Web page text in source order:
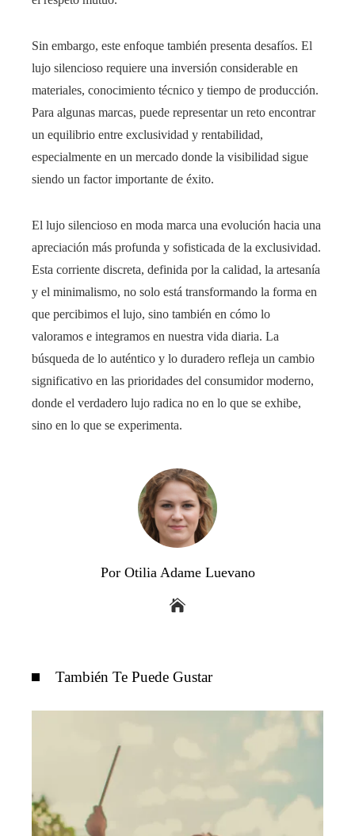
Sin embargo, este enfoque también presenta desafíos. El
lujo silencioso requiere una inversión considerable en
materiales, conocimiento técnico y tiempo de producción.
Para algunas marcas, puede representar un reto encontrar
un equilibrio entre exclusividad y rentabilidad,
especialmente en un mercado donde la visibilidad sigue
siendo un factor importante de éxito.
El lujo silencioso en moda marca una evolución hacia una
apreciación más profunda y sofisticada de la exclusividad.
Esta corriente discreta, definida por la calidad, la artesanía
y el minimalismo, no solo está transformando la forma en
que percibimos el lujo, sino también en cómo lo
valoramos e integramos en nuestra vida diaria. La
búsqueda de lo auténtico y lo duradero refleja un cambio
significativo en las prioridades del consumidor moderno,
donde el verdadero lujo radica no en lo que se exhibe,
sino en lo que se experimenta.
Por Otilia Adame Luevano
También Te Puede Gustar